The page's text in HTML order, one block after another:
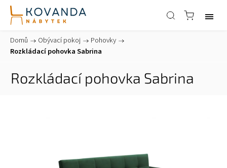
Domů / Obývací pokoj / Pohovky /
Rozkládací pohovka Sabrina
Rozkládací pohovka Sabrina